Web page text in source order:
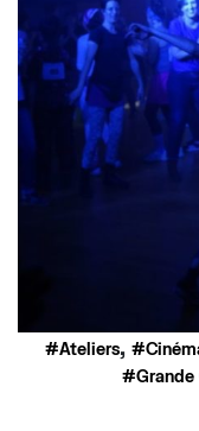
Ateliers,
Grande